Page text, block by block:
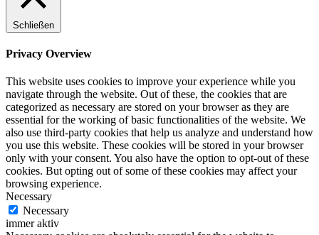
Schließen
Privacy Overview
This website uses cookies to improve your experience while you
navigate through the website. Out of these, the cookies that are
categorized as necessary are stored on your browser as they are
essential for the working of basic functionalities of the website. We
also use third-party cookies that help us analyze and understand how
you use this website. These cookies will be stored in your browser
only with your consent. You also have the option to opt-out of these
cookies. But opting out of some of these cookies may affect your
browsing experience.
Necessary
Necessary
immer aktiv